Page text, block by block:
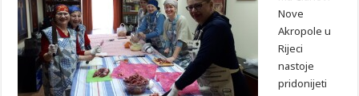
Nove
Akropole u
Rijeci
nastoje
pridonijeti